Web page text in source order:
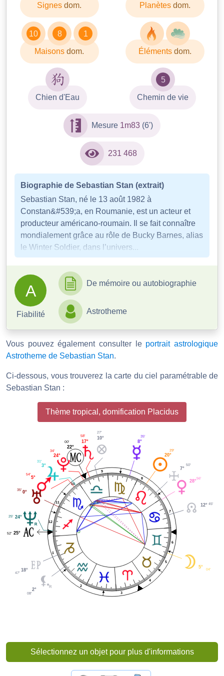
Signes dom. Planètes dom.
10 8 1
Maisons dom. Éléments dom.
Chien d'Eau
5
Chemin de vie
Mesure 1m83 (6')
231 468
Biographie de Sebastian Stan (extrait)
Sebastian Stan, né le 13 août 1982 à
Constan&#539;a, en Roumanie, est un acteur et
producteur américano-roumain. Il se fait connaître
mondialement grâce au rôle de Bucky Barnes, alias
le Winter Soldier, dans l’univers...
A
Fiabilité
De mémoire ou autobiographie
Astrotheme
Vous pouvez également consulter le portrait astrologique
Astrotheme de Sebastian Stan.
Ci-dessous, vous trouverez la carte du ciel paramétrable de
Sebastian Stan :
Thème tropical, domification Placidus
1
2
3
4
5
6
7
8
9
10
11
12
12° 45'
28°
56'
7°
50'
20°
29'
8°
35'
10°
27'
17°
58'
22°
00'
24°
34'
3°
31'
5°
54'
0°
35'
24°
25'
25°
52'
18°
47'
2°
08'
5° 04'
Sélectionnez un objet pour plus d'informations